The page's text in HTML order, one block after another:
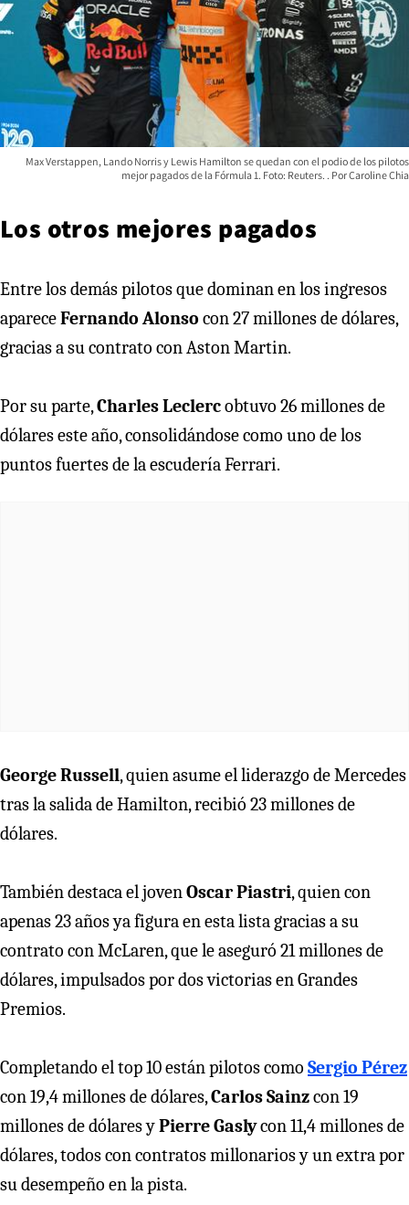
Max Verstappen, Lando Norris y Lewis Hamilton se quedan con el podio de los pilotos
mejor pagados de la Fórmula 1. Foto: Reuters.
Caroline Chia
Los otros mejores pagados
Entre los demás pilotos que dominan en los ingresos
apareceFernando Alonso con 27 millones de dólares,
gracias a su contrato con Aston Martin.
Por su parte,Charles Leclercobtuvo 26 millones de
dólares este año, consolidándose como uno de los
puntos fuertes de la escudería Ferrari.
George Russell, quien asume el liderazgo de Mercedes
tras la salida de Hamilton, recibió 23 millones de
dólares.
También destaca el jovenOscar Piastri, quien con
apenas 23 años ya figura en esta lista gracias a su
contrato con McLaren, que le aseguró 21 millones de
dólares, impulsados por dos victorias en Grandes
Premios.
Completando el top 10 están pilotos como Sergio Pérez
con 19,4 millones de dólares,Carlos Sainzcon 19
millones de dólares yPierre Gaslycon 11,4 millones de
dólares, todos con contratos millonarios y un extra por
su desempeño en la pista.